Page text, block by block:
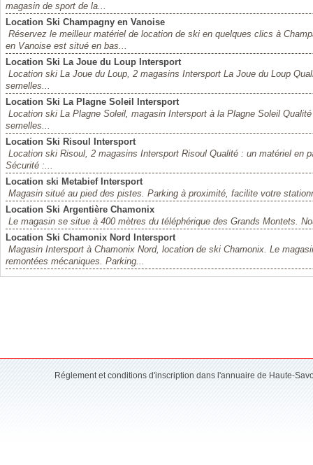
magasin de sport de la...
Location Ski Champagny en Vanoise
Réservez le meilleur matériel de location de ski en quelques clics à
en Vanoise est situé en bas...
Location Ski La Joue du Loup Intersport
Location ski La Joue du Loup, 2 magasins Intersport La Joue du Loup
semelles...
Location Ski La Plagne Soleil Intersport
Location ski La Plagne Soleil, magasin Intersport à la Plagne Soleil
semelles...
Location Ski Risoul Intersport
Location ski Risoul, 2 magasins Intersport Risoul Qualité : un matériel en
Sécurité :...
Location ski Metabief Intersport
Magasin situé au pied des pistes. Parking à proximité, facilite votre
Location Ski Argentière Chamonix
Le magasin se situe à 400 mètres du téléphérique des Grands Montets.
Location Ski Chamonix Nord Intersport
Magasin Intersport à Chamonix Nord, location de ski Chamonix. Le
remontées mécaniques. Parking...
Réglement et conditions d'inscription dans l'annuaire de Haute-